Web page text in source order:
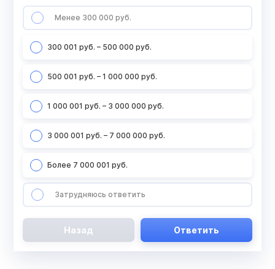
Менее 300 000 руб.
300 001 руб. – 500 000 руб.
500 001 руб. – 1 000 000 руб.
1 000 001 руб. – 3 000 000 руб.
3 000 001 руб. – 7 000 000 руб.
Более 7 000 001 руб.
Затрудняюсь ответить
Назад Ответить